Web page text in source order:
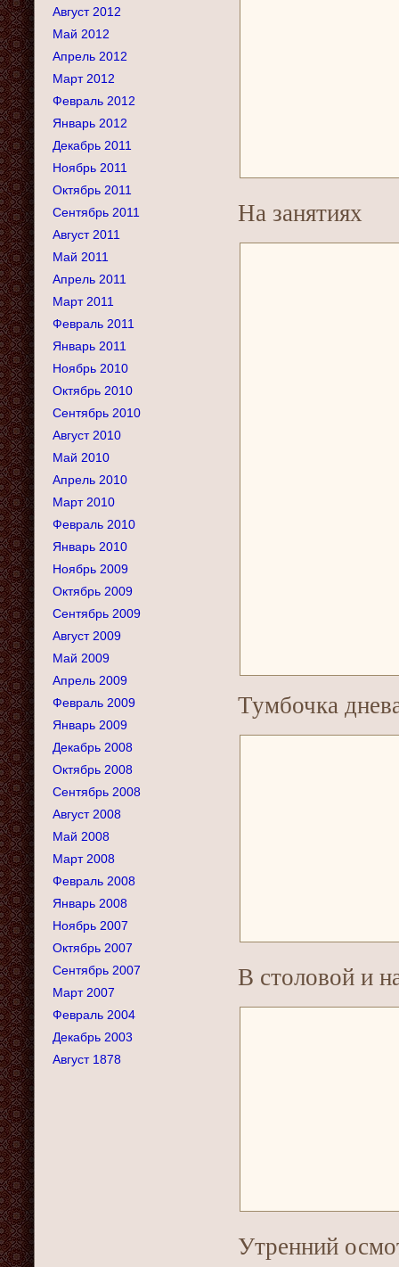
Август 2012
Май 2012
Апрель 2012
Март 2012
Февраль 2012
Январь 2012
Декабрь 2011
Ноябрь 2011
Октябрь 2011
Сентябрь 2011
Август 2011
Май 2011
Апрель 2011
Март 2011
Февраль 2011
Январь 2011
Ноябрь 2010
Октябрь 2010
Сентябрь 2010
Август 2010
Май 2010
Апрель 2010
Март 2010
Февраль 2010
Январь 2010
Ноябрь 2009
Октябрь 2009
Сентябрь 2009
Август 2009
Май 2009
Апрель 2009
Февраль 2009
Январь 2009
Декабрь 2008
Октябрь 2008
Сентябрь 2008
Август 2008
Май 2008
Март 2008
Февраль 2008
Январь 2008
Ноябрь 2007
Октябрь 2007
Сентябрь 2007
Март 2007
Февраль 2004
Декабрь 2003
Август 1878
На занятиях
Тумбочка
В столовой и
Утренний